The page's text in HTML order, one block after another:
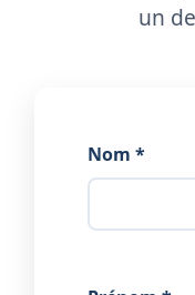
un
Nom *